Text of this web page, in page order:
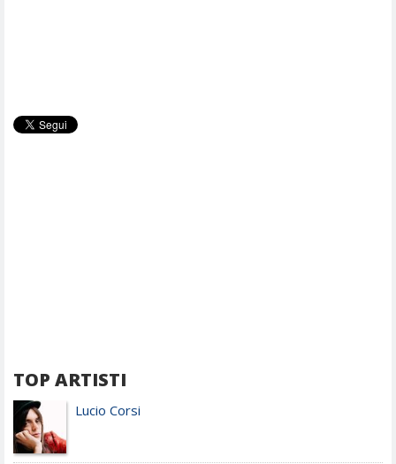
TOP ARTISTI
Lucio Corsi